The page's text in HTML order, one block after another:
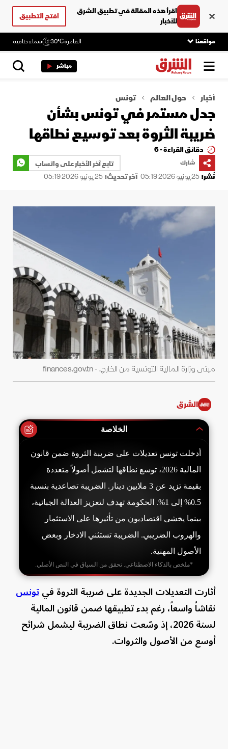
اقرأ هذه المقالة في تطبيق الشرق
للأخبار
افتح التطبيق
مواقعنا القاهرة30°C سماء صافية
مباشر
أخبار حول العالم تونس
جدل مستمر في تونس بشأن
ضريبة الثروة بعد توسيع نطاقها
دقائق القراءة - 6
شارك
تابع آخر الأخبار على واتساب
نُشر:25 يونيو 2026 05:19 آخر تحديث:25 يونيو 2026 05:19
مبنى وزارة المالية التونسية من الخارج. - finances.gov.tn
الشرق
الخلاصة
أدخلت تونس تعديلات على ضريبة الثروة ضمن قانون
المالية 2026، توسع نطاقها لتشمل أصولاً متعددة
بقيمة تزيد عن 3 ملايين دينار. الضريبة تصاعدية بنسبة
0.5% إلى 1%. الحكومة تهدف لتعزيز العدالة الجبائية،
بينما يخشى اقتصاديون من تأثيرها على الاستثمار
والهروب الضريبي. الضريبة تستثني الادخار وبعض
الأصول المهنية.
*ملخص بالذكاء الاصطناعي. تحقق من السياق في النص الأصلي.
أثارت التعديلات الجديدة على ضريبة الثروة فيتونس
نقاشاً واسعاً، رغم بدء تطبيقها ضمن قانون المالية
لسنة 2026، إذ وسّعت نطاق الضريبة ليشمل شرائح
أوسع من الأصول والثروات.